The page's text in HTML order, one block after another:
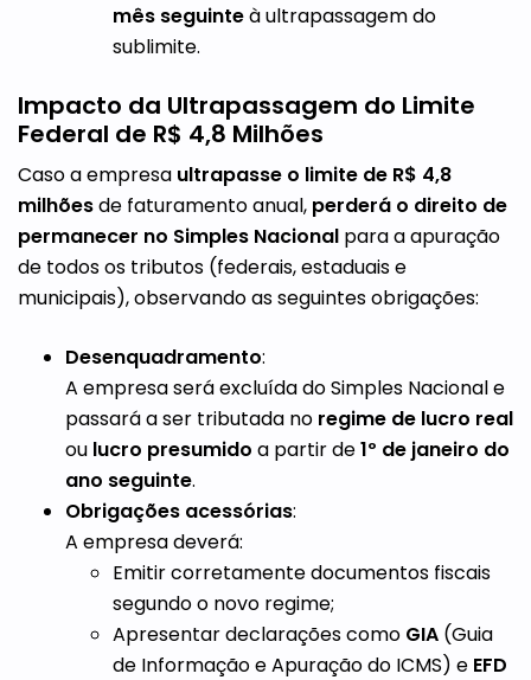
mês seguinteà ultrapassagem do
sublimite.
Impacto da Ultrapassagem do Limite
Federal de R$ 4,8 Milhões
Caso a empresa ultrapasse o limite de R$ 4,8
milhõesde faturamento anual, perderá o direito de
permanecer no Simples Nacional para a apuração
de todos os tributos (federais, estaduais e
municipais), observando as seguintes obrigações:
Desenquadramento:
A empresa será excluída do Simples Nacional e
passará a ser tributada no regime de lucro real
ou lucro presumido a partir de1º de janeiro do
ano seguinte.
Obrigações acessórias:
A empresa deverá:
Emitir corretamente documentos fiscais
segundo o novo regime;
Apresentar declarações como GIA (Guia
de Informação e Apuração do ICMS) e EFD